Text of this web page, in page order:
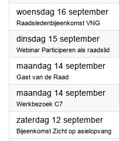
woensdag 16 september
Raadsledenbijeenkomst VNG
dinsdag 15 september2026
Webinar Participeren als raadslid
maandag 14 september2026
Gast van de Raad
maandag 14 september2026
Werkbezoek C7
zaterdag 12 september2026
Bijeenkomst Zicht op asielopvang